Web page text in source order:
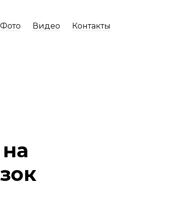
Фото Видео Контакты